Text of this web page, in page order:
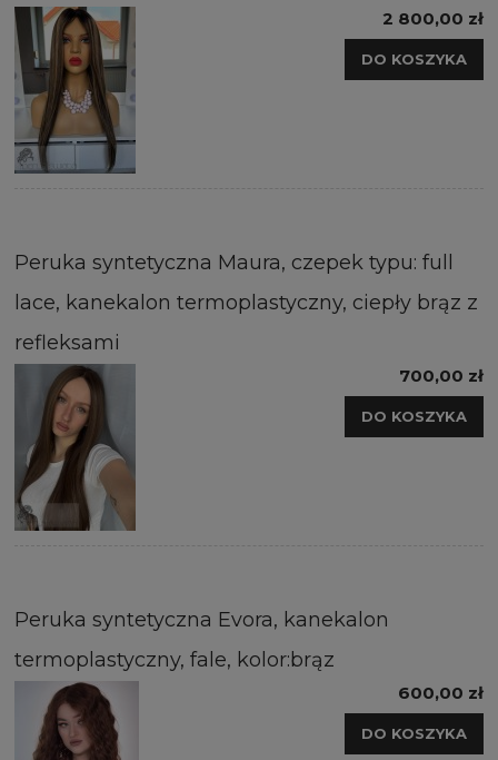
2 800,00 zł
DO KOSZYKA
Peruka syntetyczna Maura, czepek typu: full
lace, kanekalon termoplastyczny, ciepły brąz z
refleksami
700,00 zł
DO KOSZYKA
Peruka syntetyczna Evora, kanekalon
termoplastyczny, fale, kolor:brąz
600,00 zł
DO KOSZYKA